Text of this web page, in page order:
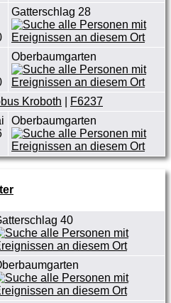
Gatterschlag 28
Oberbaumgarten
Kroboth
F6237
Oberbaumgarten
40